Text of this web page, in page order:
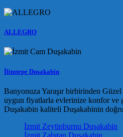
ALLEGRO
İlimtepe Duşakabin
Banyonuza Yaraşır birbirinden
uygun fiyatlarla evlerinize konfor ve
Duşakabin kaliteli Duşakabinin
İzmit Zeytinburnu Duşakabin
İzmit Zabıtan Duşakabin